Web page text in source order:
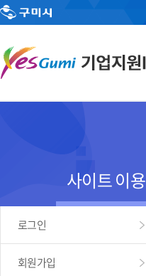
사이트 이용
로그인
회원가입